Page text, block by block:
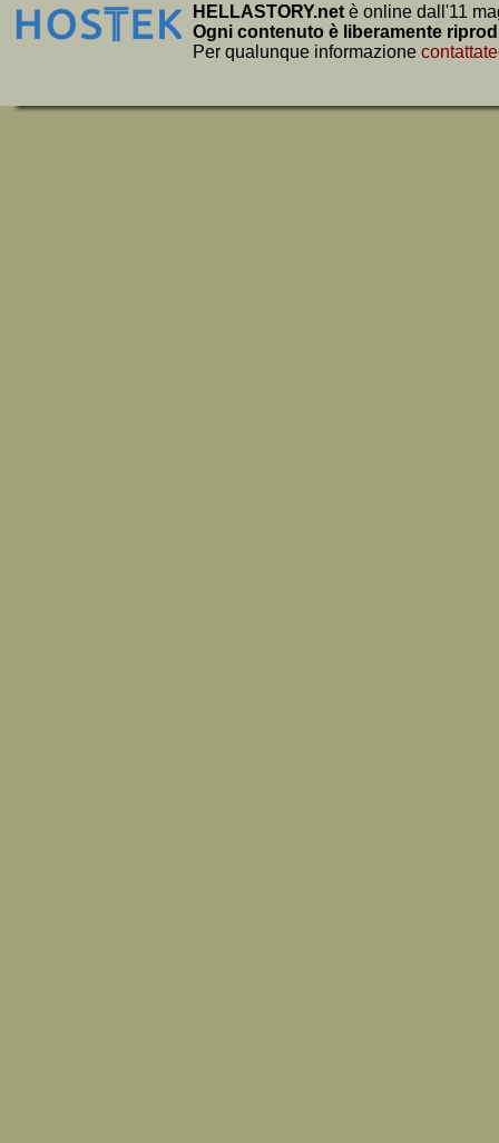
HELLASTORY.net è online dall'11
Ogni contenuto è liberamente
Per qualunque informazione